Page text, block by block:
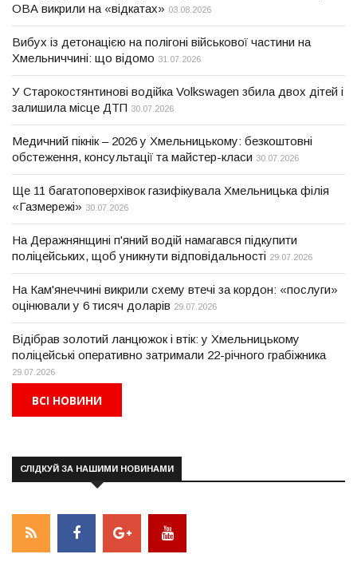
ОВА викрили на «відкатах» 03.08.2026
Вибух із детонацією на полігоні військової частини на
Хмельниччині: що відомо 31.07.2026
У Старокостянтинові водійка Volkswagen збила двох дітей і
залишила місце ДТП 30.07.2026
Медичний пікнік – 2026 у Хмельницькому: безкоштовні
обстеження, консультації та майстер-класи 30.07.2026
Ще 11 багатоповерхівок газифікувала Хмельницька філія
«Газмережі» 30.07.2026
На Деражнянщині п'яний водій намагався підкупити
поліцейських, щоб уникнути відповідальності 29.07.2026
На Кам'янеччині викрили схему втечі за кордон: «послуги»
оцінювали у 6 тисяч доларів 29.07.2026
Відібрав золотий ланцюжок і втік: у Хмельницькому
поліцейські оперативно затримали 22-річного грабіжника
29.07.2026
ВСІ НОВИНИ
СЛІДКУЙ ЗА НАШИМИ НОВИНАМИ